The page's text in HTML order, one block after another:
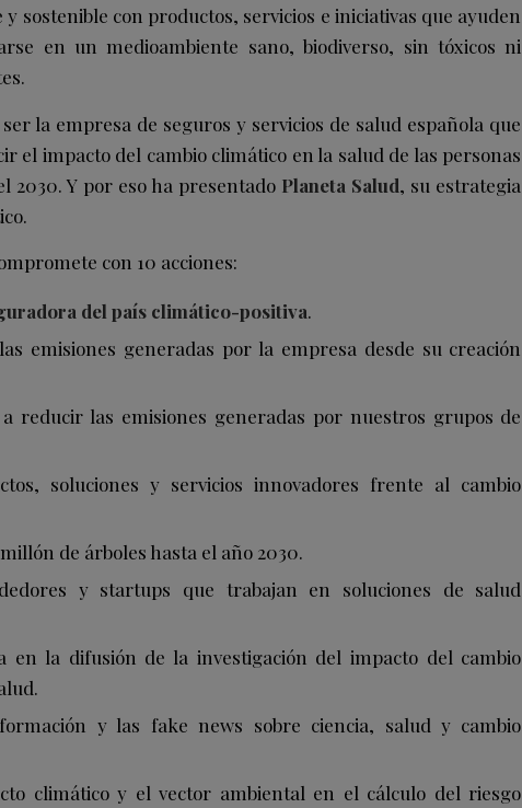
y sostenible con productos, servicios e iniciativas que ayuden
en un medioambiente sano, biodiverso, sin tóxicos ni
la empresa de seguros y servicios de salud española que
el impacto del cambio climático en la salud de las personas
2030. Y por eso ha presentado Planeta Salud, su estrategia
con 10 acciones:
del país climático-positiva.
emisiones generadas por la empresa desde su creación
reducir las emisiones generadas por nuestros grupos de
soluciones y servicios innovadores frente al cambio
de árboles hasta el año 2030.
y startups que trabajan en soluciones de salud
en la difusión de la investigación del impacto del cambio
y las fake news sobre ciencia, salud y cambio
climático y el vector ambiental en el cálculo del riesgo